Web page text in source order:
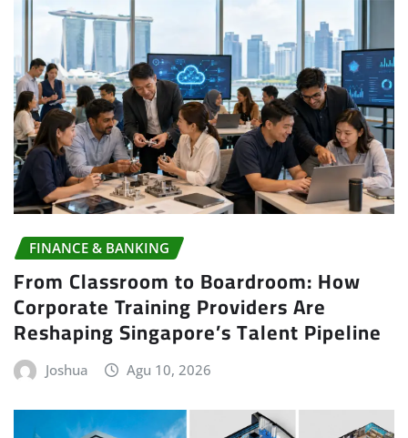
FINANCE & BANKING
From Classroom to Boardroom: How
Corporate Training Providers Are
Reshaping Singapore’s Talent Pipeline
Joshua Agu 10, 2026